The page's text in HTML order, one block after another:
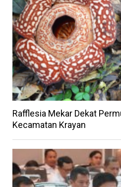
Rafflesia Mekar Dekat
Kecamatan Krayan